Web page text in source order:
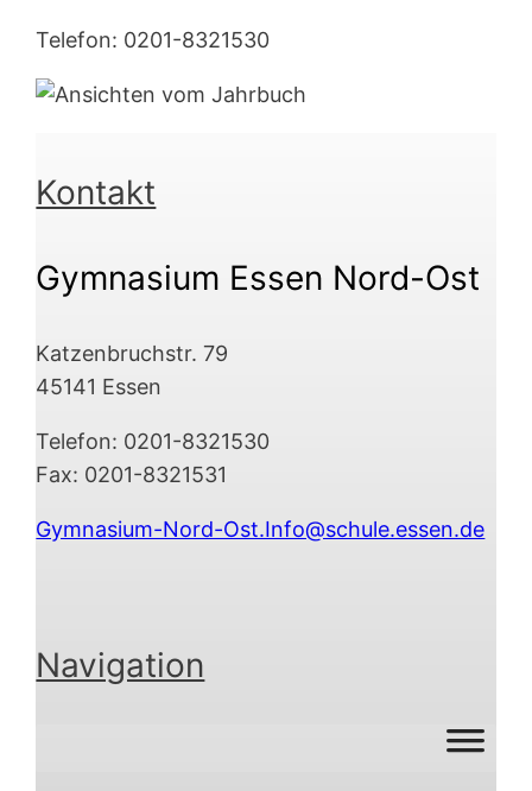
Telefon: 0201-8321530
Kontakt
Gymnasium Essen Nord-Ost
Katzenbruchstr. 79
45141 Essen
Telefon: 0201-8321530
Fax: 0201-8321531
Gymnasium-Nord-Ost.Info@schule.essen.de
Navigation